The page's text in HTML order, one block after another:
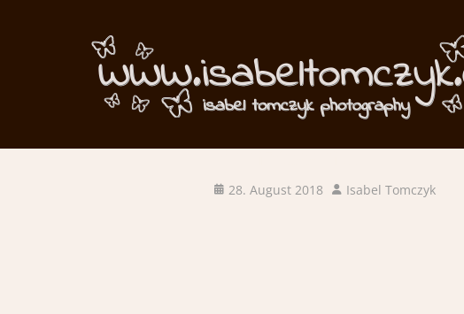
Prinzessin…
Posted
28. August 2018 Author
Isabel Tomczyk